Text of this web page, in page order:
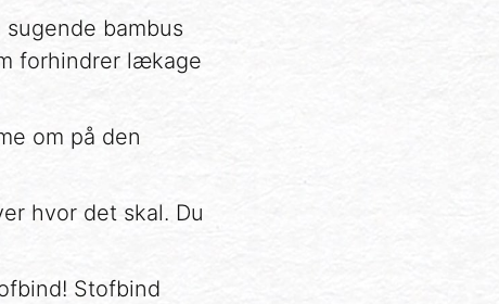
bambus
forhindrer lækage
om på den
hvor det skal. Du
Stofbind